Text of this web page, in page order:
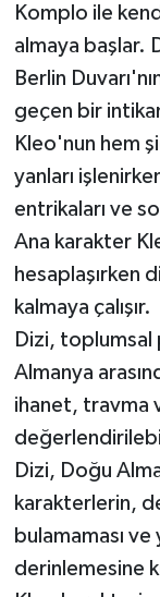
Komplo ile
almaya başlar.
Berlin
geçen bir
Kleo'nun hem
yanları
entrikaları ve
Ana karakter
hesaplaşırken
kalmaya çalışır.
Dizi, toplumsal
Almanya
ihanet, travma
Dizi, Doğu
karakterlerin,
bulamaması ve
derinlemesine